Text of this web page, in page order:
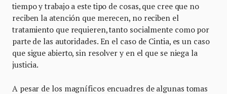
tiempo y trabajo a este tipo de cosas, que cree que no
reciben la atención que merecen, no reciben el
tratamiento que requieren, tanto socialmente como por
parte de las autoridades. En el caso de Cintia, es un caso
que sigue abierto, sin resolver y en el que se niega la
justicia.
A pesar de los magníficos encuadres de algunas tomas